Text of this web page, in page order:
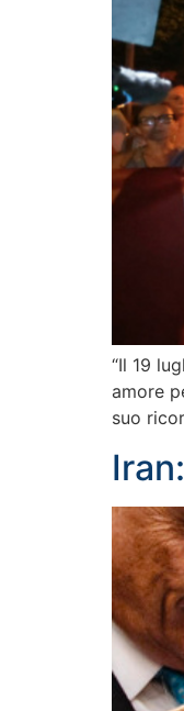
“Il 19
amore
suo